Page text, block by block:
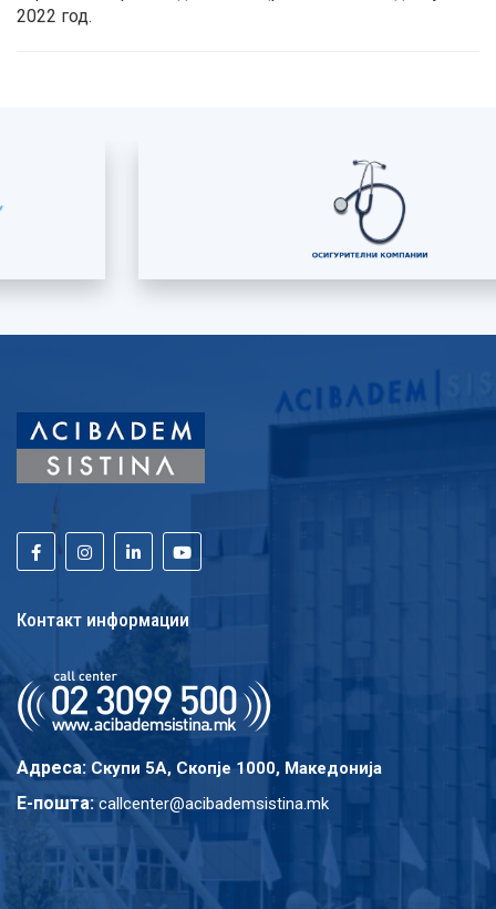
2022 год.
Контакт информации
Адреса: Скупи 5A, Скопје 1000, Македонија
E-пошта: callcenter@acibademsistina.mk